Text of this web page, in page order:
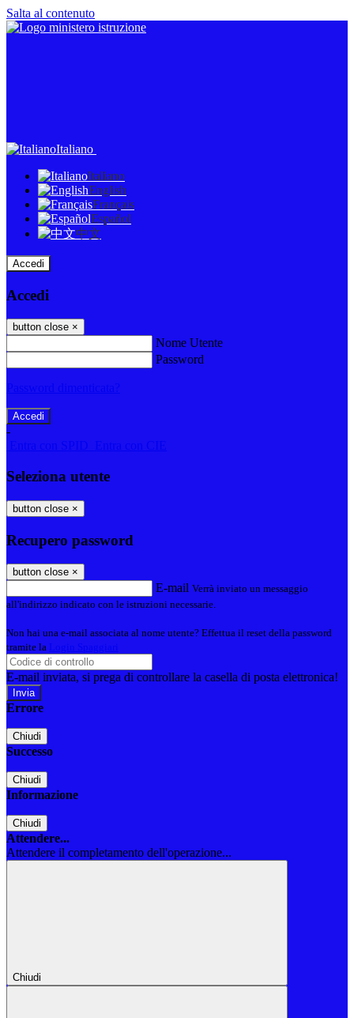
Salta al contenuto
Italiano
Italiano
English
Français
Español
中文
Accedi
Accedi
button close ×
Nome Utente
Password
-
Seleziona utente
button close ×
Recupero password
button close ×
E-mail Verrà inviato un messaggio
all'indirizzo indicato con le istruzioni necessarie.
Non hai una e-mail associata al nome utente? Effettua il reset della password
tramite la
E-mail inviata, si prega di controllare la casella di posta elettronica!
Errore
Chiudi
Successo
Chiudi
Informazione
Chiudi
Attendere...
Attendere il completamento dell'operazione...
Chiudi